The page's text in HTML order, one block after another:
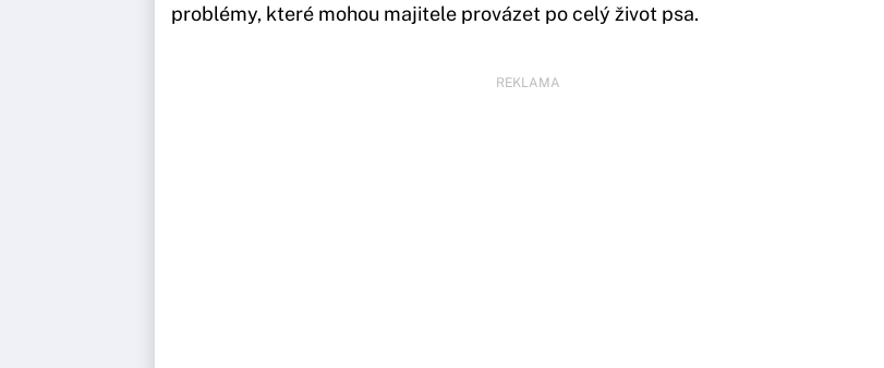
problémy, které mohou majitele provázet po celý život psa.
REKLAMA